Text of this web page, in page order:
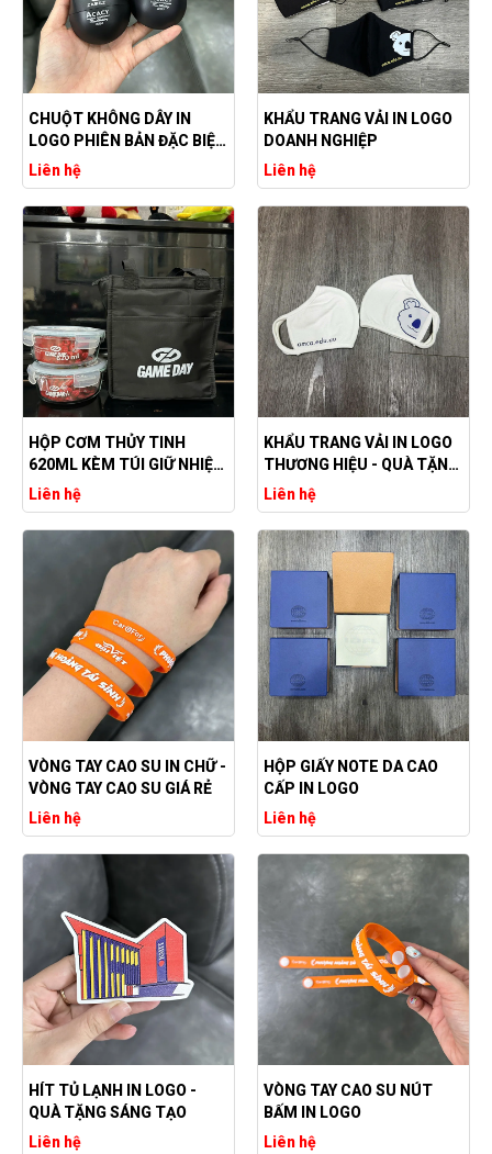
CHUỘT KHÔNG DÂY IN
LOGO PHIÊN BẢN ĐẶC BIỆT
2025
Liên hệ
KHẨU TRANG VẢI IN LOGO
DOANH NGHIỆP
Liên hệ
HỘP CƠM THỦY TINH
620ML KÈM TÚI GIỮ NHIỆT
CAO CẤP
Liên hệ
KHẨU TRANG VẢI IN LOGO
THƯƠNG HIỆU - QUÀ TẶNG
DOANH NGHIỆP GIÁ RẺ
Liên hệ
VÒNG TAY CAO SU IN CHỮ -
VÒNG TAY CAO SU GIÁ RẺ
Liên hệ
HỘP GIẤY NOTE DA CAO
CẤP IN LOGO
Liên hệ
HÍT TỦ LẠNH IN LOGO -
QUÀ TẶNG SÁNG TẠO
Liên hệ
VÒNG TAY CAO SU NÚT
BẤM IN LOGO
Liên hệ